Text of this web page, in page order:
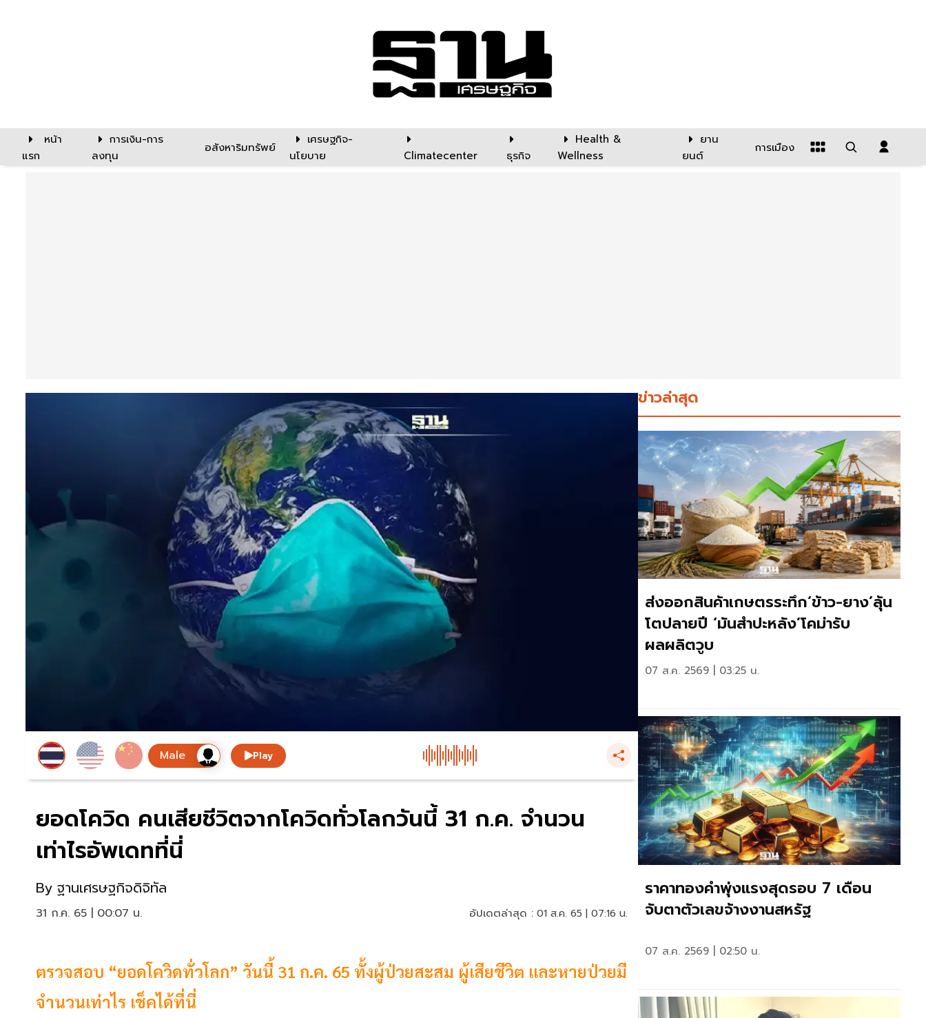
หน้า
แรก
การเงิน-การ
ลงทุน
อสังหาริมทรัพย์
เศรษฐกิจ-
นโยบาย
Climatecenter ธุรกิจ
Health &
Wellness
ยาน
ยนต์
การเมือง
Play
ยอดโควิด คนเสียชีวิตจากโควิดทั่วโลกวันนี้ 31 ก.ค. จำนวน
เท่าไรอัพเดทที่นี่
By ฐานเศรษฐกิจดิจิทัล
31 ก.ค. 65 | 00:07 น. อัปเดตล่าสุด : 01 ส.ค. 65 | 07:16 น.
ตรวจสอบ “ยอดโควิดทั่วโลก” วันนี้ 31 ก.ค. 65 ทั้งผู้ป่วยสะสม ผู้เสียชีวิต และหายป่วยมี
จำนวนเท่าไร เช็คได้ที่นี่
ข่าวล่าสุด
ส่งออกสินค้าเกษตรระทึก‘ข้าว-ยาง’ลุ้น
โตปลายปี ‘มันสำปะหลัง’โคม่ารับ
ผลผลิตวูบ
07 ส.ค. 2569 | 03:25 น.
ราคาทองคำพุ่งแรงสุดรอบ 7 เดือน
จับตาตัวเลขจ้างงานสหรัฐ
07 ส.ค. 2569 | 02:50 น.